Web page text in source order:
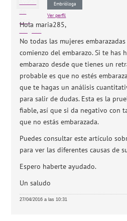
Embrióloga
Ver perfil
Hola maria285,
No todas las mujeres
comienzo del embarazo. Si te has
embarazo desde que tienes un
probable es que no estés
que te hagas un análisis
para salir de dudas. Esta es la
fiable, así que si da negativo con
que no estás embarazada.
Puedes consultar este artículo
para ver las diferentes causas de
Espero haberte ayudado.
Un saludo
27/04/2016 a las 10:31